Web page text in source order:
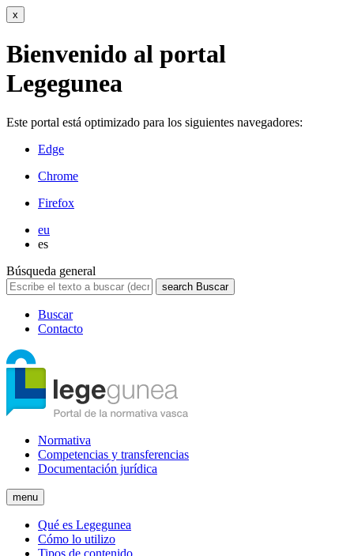
x
Bienvenido al portal
Legegunea
Este portal está optimizado para los siguientes navegadores:
Edge
Chrome
Firefox
eu
es
Búsqueda general
search Buscar
Buscar
Contacto
Normativa
Competencias y transferencias
Documentación jurídica
menu
Qué es Legegunea
Cómo lo utilizo
Tipos de contenido